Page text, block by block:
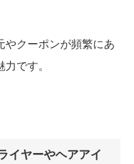
やクーポンが頻繁にあ
です。
イヤーやヘアアイ